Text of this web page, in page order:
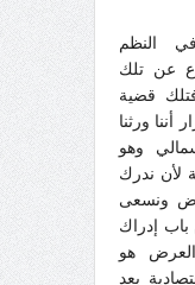
النظم
عن تلك
قضية
ورثنا
وهو
لأن ندرك
ونسعى
باب إدراك
هو
بعد